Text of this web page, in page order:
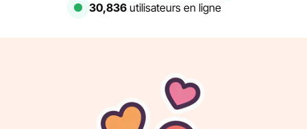
30,836 utilisateurs en ligne